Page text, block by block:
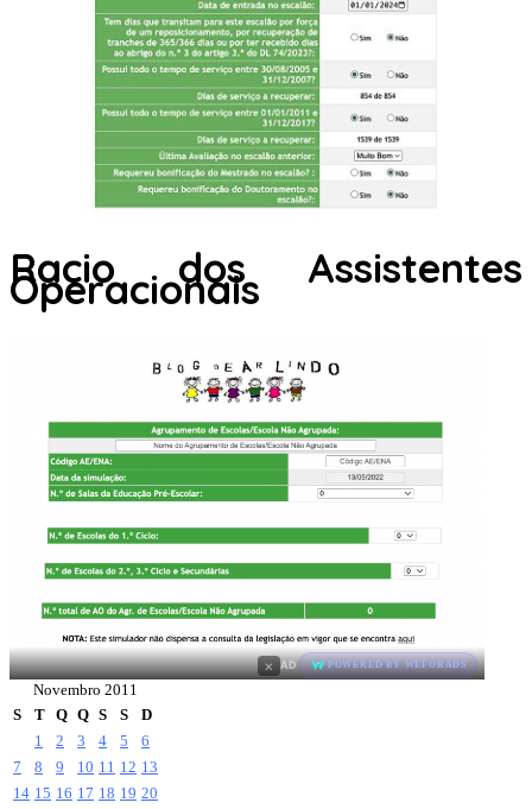
Racio dos Assistentes
Operacionais
× AD POWERED BY WEFORADS
Novembro 2011
S
T Q Q S S
D
1
2 3 4 5
6
7
8 9 10 11 12 13
14 15 16 17 18 19 20